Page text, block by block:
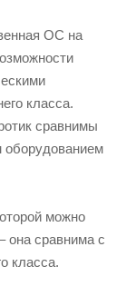
ОС на
класса.
сравнимы
оборудованием
можно
она сравнима с
класса.